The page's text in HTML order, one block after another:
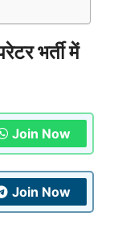
भर्ती में
Join Now
Join Now